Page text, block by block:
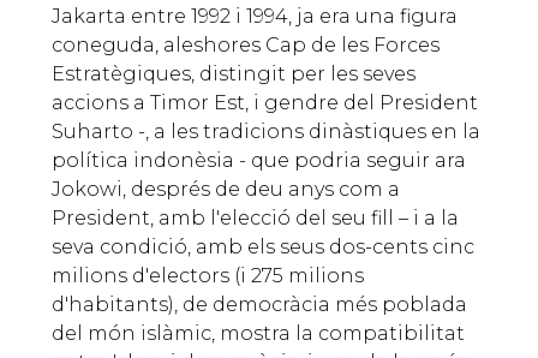
Jakarta entre 1992 i 1994, ja era una figura
coneguda, aleshores Cap de les Forces
Estratègiques, distingit per les seves
accions a Timor Est, i gendre del President
Suharto -, a les tradicions dinàstiques en la
política indonèsia - que podria seguir ara
Jokowi, després de deu anys com a
President, amb l'elecció del seu fill – i a la
seva condició, amb els seus dos-cents cinc
milions d'electors (i 275 milions
d'habitants), de democràcia més poblada
del món islàmic, mostra la compatibilitat